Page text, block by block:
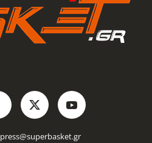
press@superbasket.gr